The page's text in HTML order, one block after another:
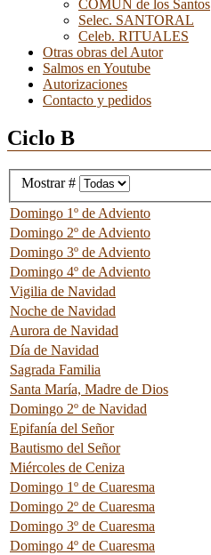
COMÚN de los Santos
Selec. SANTORAL
Celeb. RITUALES
Otras obras del Autor
Salmos en Youtube
Autorizaciones
Contacto y pedidos
Ciclo B
Mostrar #
Domingo 1º de Adviento
Domingo 2º de Adviento
Domingo 3º de Adviento
Domingo 4º de Adviento
Vigilia de Navidad
Noche de Navidad
Aurora de Navidad
Día de Navidad
Sagrada Familia
Santa María, Madre de Dios
Domingo 2º de Navidad
Epifanía del Señor
Bautismo del Señor
Miércoles de Ceniza
Domingo 1º de Cuaresma
Domingo 2º de Cuaresma
Domingo 3º de Cuaresma
Domingo 4º de Cuaresma